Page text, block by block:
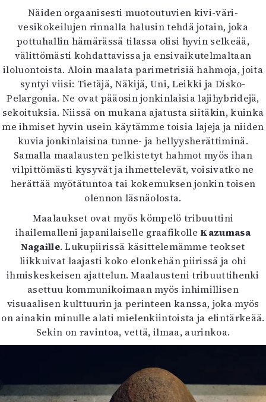
Näiden orgaanisesti muotoutuvien kivi-väri-
vesikokeilujen rinnalla halusin tehdä jotain, joka
pottuhallin hämärässä tilassa olisi hyvin selkeää,
välittömästi kohdattavissa ja ensivaikutelmaltaan
iloluontoista. Aloin maalata parimetrisiä hahmoja, joita
syntyi viisi: Tietäjä, Näkijä, Uni, Leikki ja Disko-
Pelargonia. Ne ovat pääosin jonkinlaisia lajihybridejä,
sekoituksia. Niissä on mukana ajatusta siitäkin, kuinka
me ihmiset hyvin usein käytämme toisia lajeja ja niiden
kuvia jonkinlaisina tunne- ja hellyysherättiminä.
Samalla maalausten pelkistetyt hahmot myös ihan
vilpittömästi kysyvät ja ihmettelevät, voisivatko ne
herättää myötätuntoa tai kokemuksen jonkin toisen
olennon läsnäolosta.
Maalaukset ovat myös kömpelö tribuuttini
ihailemalleni japanilaiselle graafikolleKazumasa
Nagaille. Lukupiirissä käsittelemämme teokset
liikkuivat laajasti koko elonkehän piirissä ja ohi
ihmiskeskeisen ajattelun. Maalausteni tribuuttihenki
asettuu kommunikoimaan myös inhimillisen
visuaalisen kulttuurin ja perinteen kanssa, joka myös
on ainakin minulle alati mielenkiintoista ja elintärkeää.
Sekin on ravintoa, vettä, ilmaa, aurinkoa.